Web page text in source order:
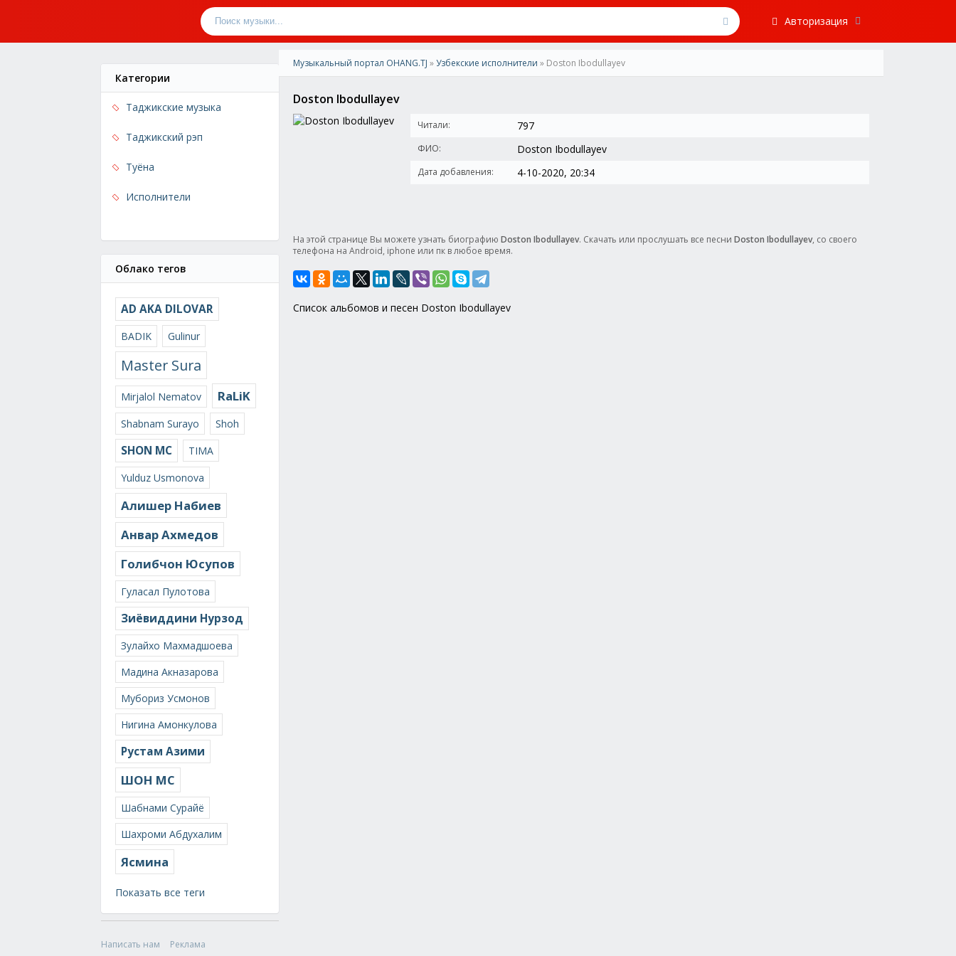
Авторизация
Категории
Таджикские музыка
Таджикский рэп
Туёна
Исполнители
Облако тегов
AD AKA DILOVAR
BADIK Gulinur
Master Sura
Mirjalol Nematov RaLiK
Shabnam Surayo Shoh
SHON MC
TIMA
Yulduz Usmonova
Алишер Набиев
Анвар Ахмедов
Голибчон Юсупов
Гуласал Пулотова
Зиёвиддини Нурзод
Зулайхо Махмадшоева
Мадина Акназарова
Мубориз Усмонов
Нигина Амонкулова
Рустам Азими
ШОН МС
Шабнами Сурайё
Шахроми Абдухалим
Ясмина
Показать все теги
Написать нам
Реклама
Музыкальный портал OHANG.TJ »Узбекские исполнители » Doston Ibodullayev
Doston Ibodullayev
Читали: 797
ФИО: Doston Ibodullayev
Дата добавления: 4-10-2020, 20:34
На этой странице Вы можете узнать биографию Doston Ibodullayev. Скачать или прослушать все песни Doston Ibodullayev, со своего
телефона на Android, iphone или пк в любое время.
Список альбомов и песен Doston Ibodullayev